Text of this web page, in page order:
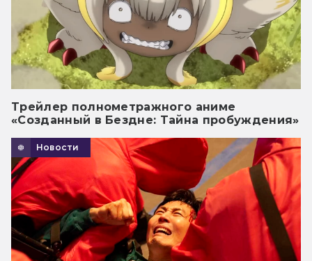
Трейлер полнометражного аниме
«Созданный в Бездне: Тайна пробуждения»
Новости